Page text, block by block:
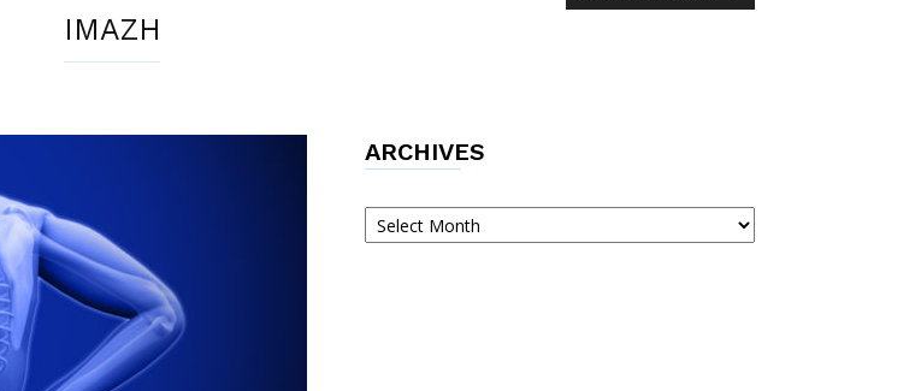
IMAZH
ARCHIVES
Archives